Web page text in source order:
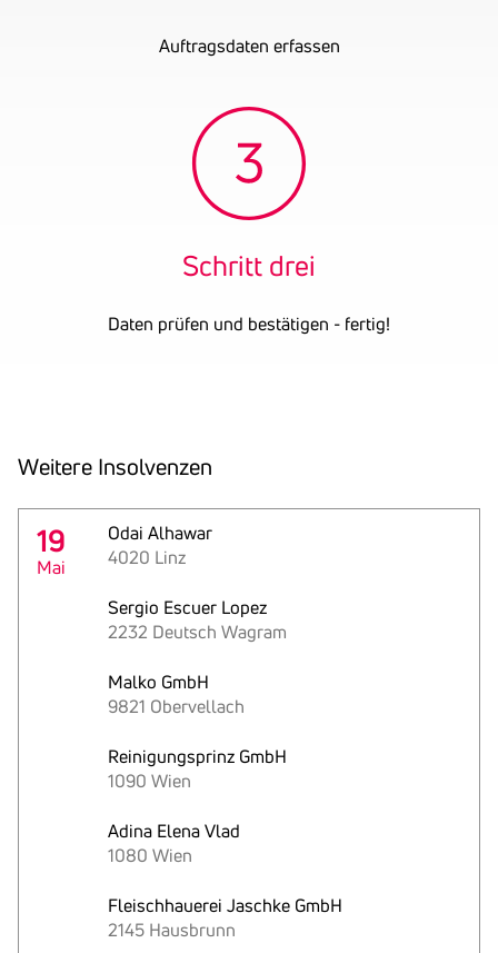
Auftragsdaten erfassen
Schritt drei
Daten prüfen und bestätigen - fertig!
Weitere Insol­venzen
19
Mai
Odai Alhawar
4020 Linz
Sergio Escuer Lopez
2232 Deutsch Wagram
Malko GmbH
9821 Obervellach
Reinigungsprinz GmbH
1090 Wien
Adina Elena Vlad
1080 Wien
Fleischhauerei Jaschke GmbH
2145 Hausbrunn